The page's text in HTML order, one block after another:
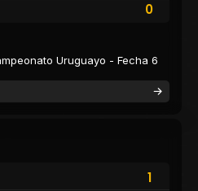
0
Uruguayo - Fecha 6
1